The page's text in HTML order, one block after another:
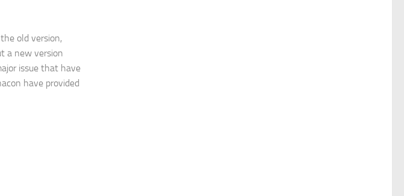
old version,
a new version
issue that have
have provided